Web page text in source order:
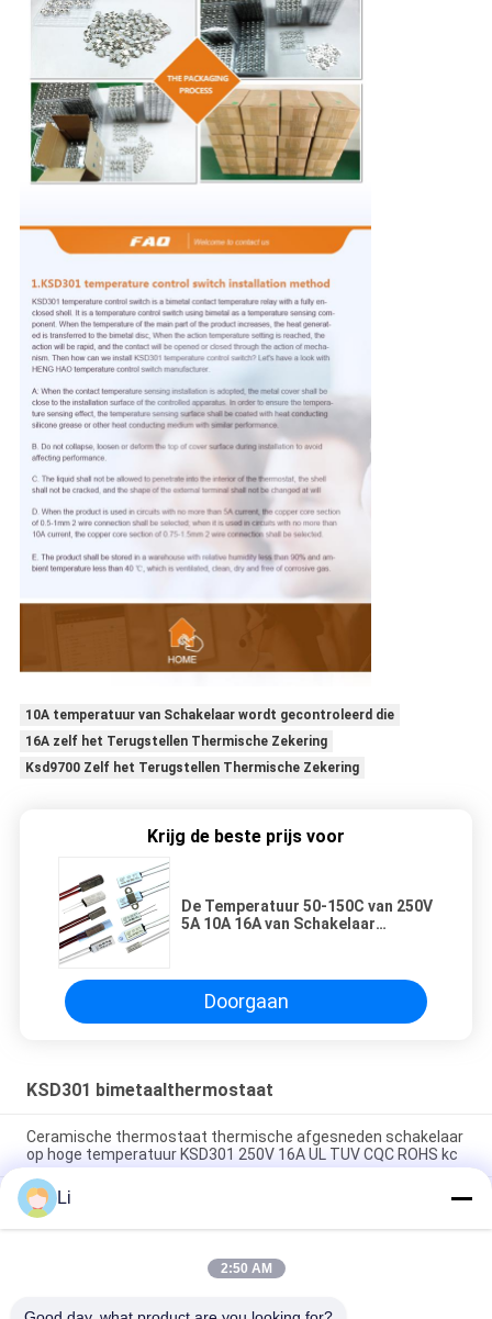
10A temperatuur van Schakelaar wordt gecontroleerd die
16A zelf het Terugstellen Thermische Zekering
Ksd9700 Zelf het Terugstellen Thermische Zekering
Krijg de beste prijs voor
De Temperatuur 50-150C van 250V
5A 10A 16A van Schakelaar
Doorgaan
KSD301 bimetaalthermostaat
Ceramische thermostaat thermische afgesneden schakelaar
op hoge temperatuur KSD301 250V 16A UL TUV CQC ROHS kc
De bimetaalthermostaten van de Schijf Onverwachte Actie,
lage temperatuur beperkten controleschakelaar H31 250V 10
13C
Onverwachte Actietype KSD301 Bimetaalthermostaatac
Li
2:50 AM